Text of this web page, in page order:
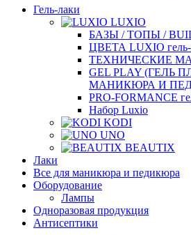
Гель-лаки
LUXIO
БАЗЫ / ТОПЫ /
ЦВЕТА LUXIO гель-
ТЕХНИЧЕСКИЕ
GEL PLAY (ГЕЛЬ
МАНИКЮРА И
PRO-FORMANCE
Набор Luxio
KODI
UNO
BEAUTIX
Лаки
Все для маникюра и педикюра
Оборудование
Лампы
Одноразовая продукция
Антисептики